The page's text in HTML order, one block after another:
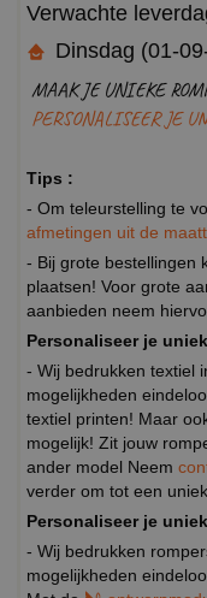
Verwachte
Dinsdag (01-
MAAK JE UNIEKE
PERSONALISEER JE
Tips :
- Om teleurstelling te
afmetingen uit de
- Bij grote bestellingen
plaatsen! Voor grote
aanbieden neem
Personaliseer je
- Wij bedrukken textiel
mogelijkheden
textiel printen! Maar
mogelijk! Zit jouw
ander model Neem
verder om tot een
Personaliseer je
- Wij bedrukken
mogelijkheden